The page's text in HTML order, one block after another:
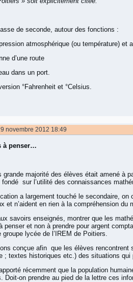
de seconde, autour des fonctions :
atmosphérique (ou température) et
d’une route
dans un port.
°Fahrenheit et °Celsius.
novembre 2012 18:49
à penser…
grande majorité des élèves était amené à
sur l’utilité des connaissances
a largement touché le secondaire,
et n’aident en rien à la compréhension du
savoirs enseignés, montrer que les
penser et non à prendre pour argent
lycée de l’IREM de Poitiers.
conçue afin que les élèves
; textes historiques etc.) des situations qui
récemment que la population
Doit-on prendre au pied de la lettre ces